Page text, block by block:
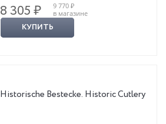
8 305 ₽
9 770 ₽
в магазине
КУПИТЬ
Historische Bestecke. Historic Cutlery